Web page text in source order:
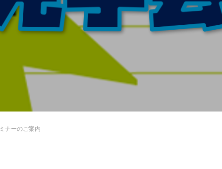
ナーのご案内